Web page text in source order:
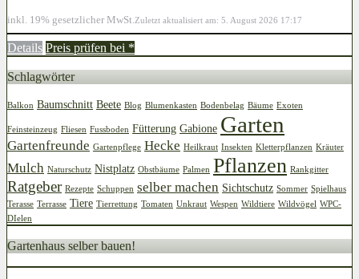
inkl. 19% gesetzlicher MwSt. Zuletzt aktualisiert am: 5. August 2026 17:17
Details Preis prüfen bei *
Schlagwörter
Balkon Baumschnitt Beete Blog Blumenkasten Bodenbelag Bäume Exoten
Feinsteinzeug Fliesen Fussboden Fütterung Gabione Garten
Gartenfreunde Gartenpflege Hecke Heilkraut Insekten Kletterpflanzen Kräuter
Mulch Naturschutz Nistplatz Obstbäume Palmen Pflanzen Rankgitter
Ratgeber Rezepte Schuppen selber machen Sichtschutz Sommer Spielhaus
Terasse Terrasse Tiere Tierrettung Tomaten Unkraut Wespen Wildtiere Wildvögel WPC-
DIelen
Gartenhaus selber bauen!